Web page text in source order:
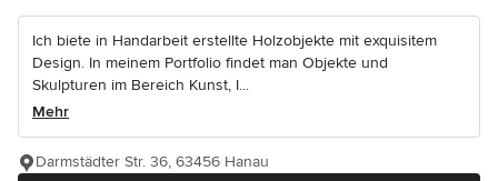
Ich biete in Handarbeit erstellte Holzobjekte mit exquisitem
Design. In meinem Portfolio findet man Objekte und
Skulpturen im Bereich Kunst, I...
Mehr
Darmstädter Str. 36, 63456 Hanau